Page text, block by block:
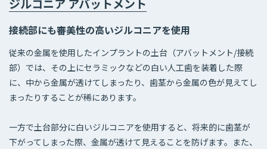
ジルコニア アバットメント
接続部にも審美性の高いジルコニアを使用
従来の金属を使用したインプラントの土台（アバットメント/接続
部）では、その上にセラミックなどの白い人工歯を装着した際
に、中から金属が透けてしまったり、歯茎から金属の色が見えてし
まったりすることが稀にあります。
一方で土台部分に白いジルコニアを使用すると、将来的に歯茎が
下がってしまった際、金属が透けて見えることを防げます。また、